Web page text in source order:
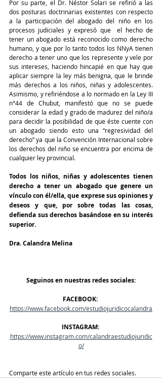
Por su parte, el Dr. Néstor Solari se refirió a las
dos posturas doctrinarias existentes con respecto
a la participación del abogado del niño en los
procesos judiciales y expresó que  el hecho de
tener un abogado está reconocido como derecho
humano, y que por lo tanto todos los NNyA tienen
derecho a tener uno que los represente y vele por
sus intereses, haciendo hincapié en que hay que
aplicar siempre la ley más benigna, que le brinde
más derechos a los niños, niñas y adolescentes.
Asimismo, y refiriéndose a lo normado en la Ley III
n°44 de Chubut, manifestó que no se puede
considerar la edad y grado de madurez del niño/a
para decidir la posibilidad de que éste cuente con
un abogado siendo esto una “regresividad del
derecho” ya que la Convención Internacional sobre
los derechos del niño se encuentra por encima de
cualquier ley provincial.
Todos los niños, niñas y adolescentes tienen
derecho a tener un abogado que genere un
vínculo con él/ella, que exprese sus opiniones y
deseos y que, por sobre todas las cosas,
defienda sus derechos basándose en su interés
superior.
Dra. Calandra Melina
Seguinos en nuestras redes sociales:
FACEBOOK:
https://www.facebook.com/estudiojuridicocalandra
INSTAGRAM:
https://www.instagram.com/calandraestudiojuridic
o/
Comparte este artículo en tus redes sociales.